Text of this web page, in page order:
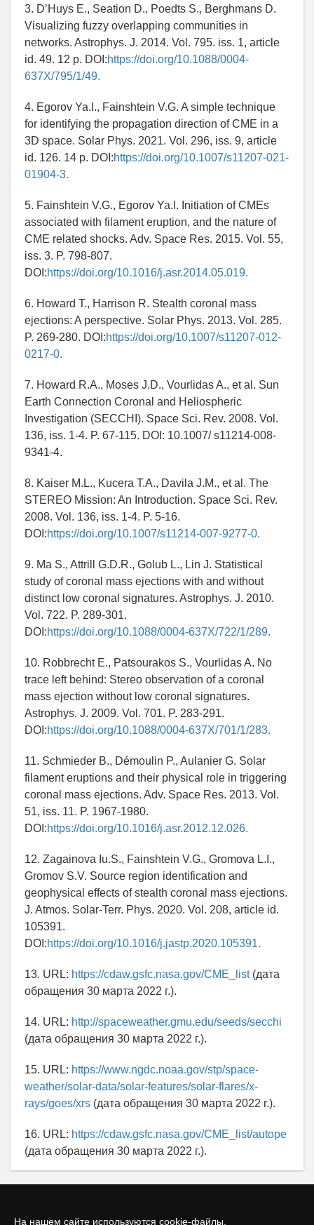
На нашем сайте используются cookie-файлы.
3. D’Huys E., Seation D., Poedts S., Berghmans D.
Visualizing fuzzy overlapping communities in
networks. Astrophys. J. 2014. Vol. 795. iss. 1, article
id. 49. 12 p. DOI:https://doi.org/10.1088/0004-
637X/795/1/49.
4. Egorov Ya.I., Fainshtein V.G. A simple technique
for identifying the propagation direction of CME in a
3D space. Solar Phys. 2021. Vol. 296, iss. 9, article
id. 126. 14 p. DOI:https://doi.org/10.1007/s11207-021-
01904-3.
5. Fainshtein V.G., Egorov Ya.I. Initiation of CMEs
associated with filament eruption, and the nature of
CME related shocks. Adv. Space Res. 2015. Vol. 55,
iss. 3. P. 798-807.
DOI:https://doi.org/10.1016/j.asr.2014.05.019.
6. Howard T., Harrison R. Stealth coronal mass
ejections: A perspective. Solar Phys. 2013. Vol. 285.
P. 269-280. DOI:https://doi.org/10.1007/s11207-012-
0217-0.
7. Howard R.A., Moses J.D., Vourlidas A., et al. Sun
Earth Connection Coronal and Heliospheric
Investigation (SECCHI). Space Sci. Rev. 2008. Vol.
136, iss. 1-4. P. 67-115. DOI: 10.1007/ s11214-008-
9341-4.
8. Kaiser M.L., Kucera T.A., Davila J.M., et al. The
STEREO Mission: An Introduction. Space Sci. Rev.
2008. Vol. 136, iss. 1-4. P. 5-16.
DOI:https://doi.org/10.1007/s11214-007-9277-0.
9. Ma S., Attrill G.D.R., Golub L., Lin J. Statistical
study of coronal mass ejections with and without
distinct low coronal signatures. Astrophys. J. 2010.
Vol. 722. P. 289-301.
DOI:https://doi.org/10.1088/0004-637X/722/1/289.
10. Robbrecht E., Patsourakos S., Vourlidas A. No
trace left behind: Stereo observation of a coronal
mass ejection without low coronal signatures.
Astrophys. J. 2009. Vol. 701. P. 283-291.
DOI:https://doi.org/10.1088/0004-637X/701/1/283.
11. Schmieder B., Démoulin P., Aulanier G. Solar
filament eruptions and their physical role in triggering
coronal mass ejections. Adv. Space Res. 2013. Vol.
51, iss. 11. P. 1967-1980.
DOI:https://doi.org/10.1016/j.asr.2012.12.026.
12. Zagainova Iu.S., Fainshtein V.G., Gromova L.I.,
Gromov S.V. Source region identification and
geophysical effects of stealth coronal mass ejections.
J. Atmos. Solar-Terr. Phys. 2020. Vol. 208, article id.
105391.
DOI:https://doi.org/10.1016/j.jastp.2020.105391.
13. URL: https://cdaw.gsfc.nasa.gov/CME_list(дата
обращения 30 марта 2022 г.).
14. URL: http://spaceweather.gmu.edu/seeds/secchi
(дата обращения 30 марта 2022 г.).
15. URL: https://www.ngdc.noaa.gov/stp/space-
weather/solar-data/solar-features/solar-flares/x-
rays/goes/xrs (дата обращения 30 марта 2022 г.).
16. URL: https://cdaw.gsfc.nasa.gov/CME_list/autope
(дата обращения 30 марта 2022 г.).